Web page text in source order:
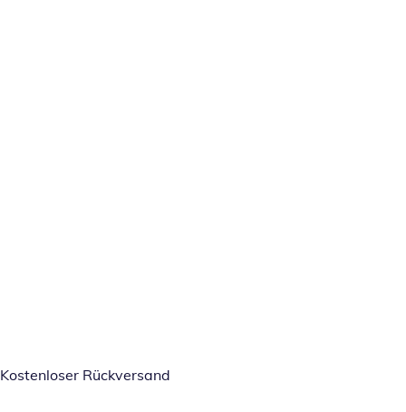
Kostenloser Rückversand